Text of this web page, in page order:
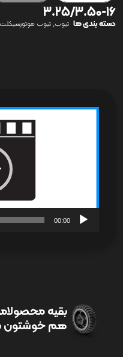
3.25/3.50-16
دسته بندی ها تیوب, تیوب موتورسیکلت
00:00
بقیه
هم خوشتون